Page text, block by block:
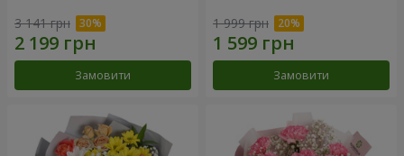
3 141 грн
Замовити
1 999 грн
Замовити